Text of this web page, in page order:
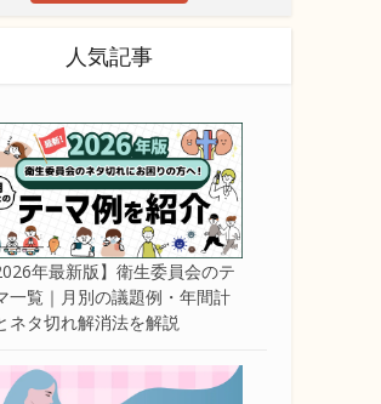
人気記事
年最新版】衛生委員会のテ
一覧｜月別の議題例・年間計
ネタ切れ解消法を解説